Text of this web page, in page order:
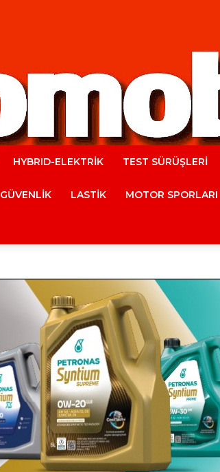
Automobile
Magazine
HYBRID-ELEKTRİK TEST SÜRÜŞLERİ
GÜVENLİK LASTİK MOTOR SPORLARI